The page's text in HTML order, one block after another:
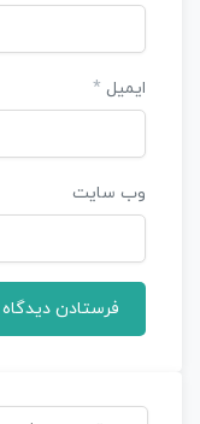
ایمیل *
وب‌ سایت